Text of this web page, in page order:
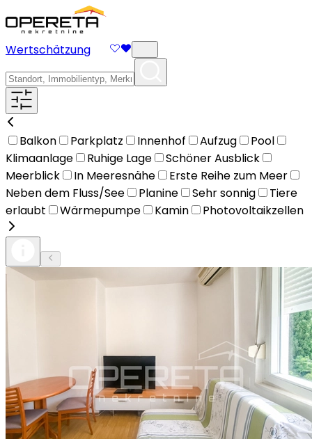
Wertschätzung
Balkon Parkplatz Innenhof Aufzug
Pool
Klimaanlage
Ruhige Lage
Schöner Ausblick
Meerblick
In Meeresnähe
Erste Reihe zum Meer
Neben dem Fluss/See
Planine Sehr sonnig
Tiere
erlaubt
Wärmepumpe Kamin Photovoltaikzellen